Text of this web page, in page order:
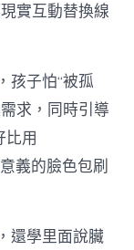
實互動替換線
孩子怕“被孤
求，同時引導
比用
義的臉色包刷
還學里面說臟